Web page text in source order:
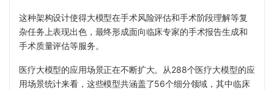
这种架构设计使得大模型在手术风险评估和手术阶段理解等复
杂任务上表现出色，最终形成面向临床专家的手术报告生成和
手术质量评估等服务。
医疗大模型的应用场景正在不断扩大。从288个医疗大模型的应
用场景统计来看，这些模型共涵盖了56个细分领域，其中临床